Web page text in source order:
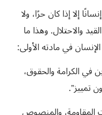
إلا إذا كان حرًا، ولا
والاحتلال. وهذا ما
في مادته الأولى:
في الكرامة والحقوق،
تمييز”.